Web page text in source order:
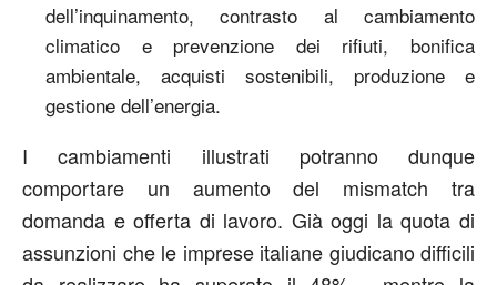
dell’inquinamento, contrasto al cambiamento
climatico e prevenzione dei rifiuti, bonifica
ambientale, acquisti sostenibili, produzione e
gestione dell’energia.
I cambiamenti illustrati potranno dunque
comportare un aumento del mismatch tra
domanda e offerta di lavoro. Già oggi la quota di
assunzioni che le imprese italiane giudicano difficili